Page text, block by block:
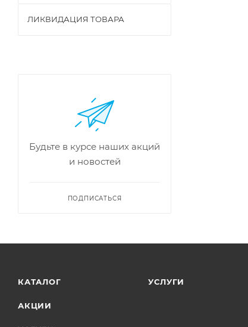
ЛИКВИДАЦИЯ ТОВАРА
Будьте в курсе наших акций
и новостей
ПОДПИСАТЬСЯ
КАТАЛОГ
АКЦИИ
УСЛУГИ